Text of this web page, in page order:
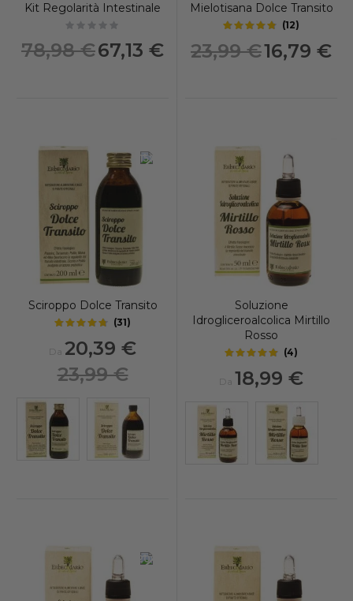
Kit Regolarità Intestinale
78,98 € Prezzo
speciale
67,13 €
Mielotisana Dolce Transito
(12)
23,99 € Prezzo
speciale
16,79 €
-15%
Sciroppo Dolce Transito
(31)
Da 20,39 €
23,99 €
Soluzione
Idrogliceroalcolica Mirtillo
Rosso
(4)
Da 18,99 €
-20%